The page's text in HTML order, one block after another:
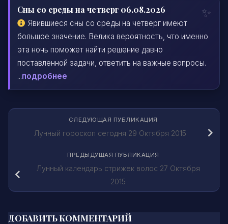
Сны со среды на четверг 06.08.2026
Явившиеся сны со среды на четверг имеют
большое значение. Велика вероятность, что именно
эта ночь поможет найти решение давно
поставленной задачи, ответить на важные вопросы.
...подробнее
СЛЕДУЮЩАЯ ПУБЛИКАЦИЯ
Лунный гороскоп сегодня 29 Октября 2015
ПРЕДЫДУЩАЯ ПУБЛИКАЦИЯ
Лунный календарь стрижек волос 27 Октября
2015
ДОБАВИТЬ КОММЕНТАРИЙ